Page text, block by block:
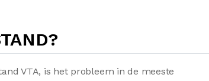
VTA, is het probleem in de meeste